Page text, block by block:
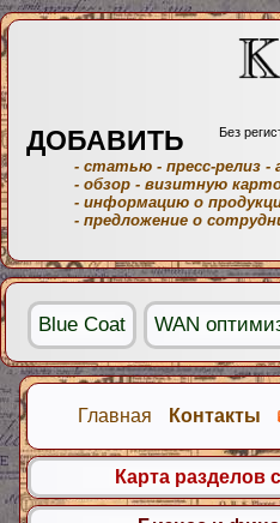
Главная Контакты
Карта разделов
ДОБАВИТЬ
Без
- статью - пресс-релиз -
- обзор - визитную
- информацию о
- предложение о
Blue Coat WAN